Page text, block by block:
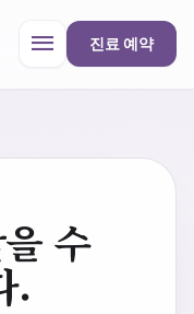
menu 진료 예약
수
.